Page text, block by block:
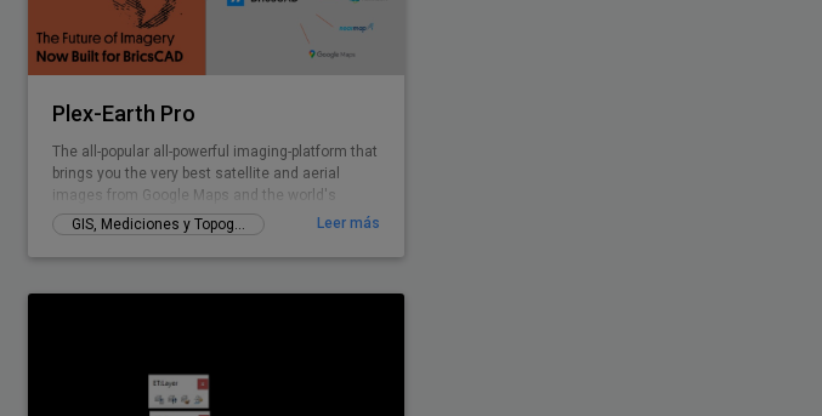
Plex-Earth Pro
The all-popular all-powerful imaging-platform that
brings you the very best satellite and aerial
images from Google Maps and the world's
premium providers!
GIS, Mediciones y Topografía Leer más